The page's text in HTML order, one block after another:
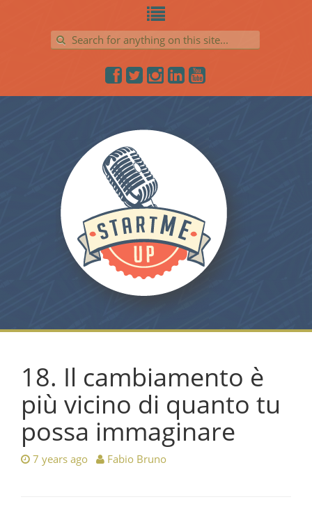
Search for:
18. Il cambiamento è
più vicino di quanto tu
possa immaginare
7 years ago Fabio Bruno